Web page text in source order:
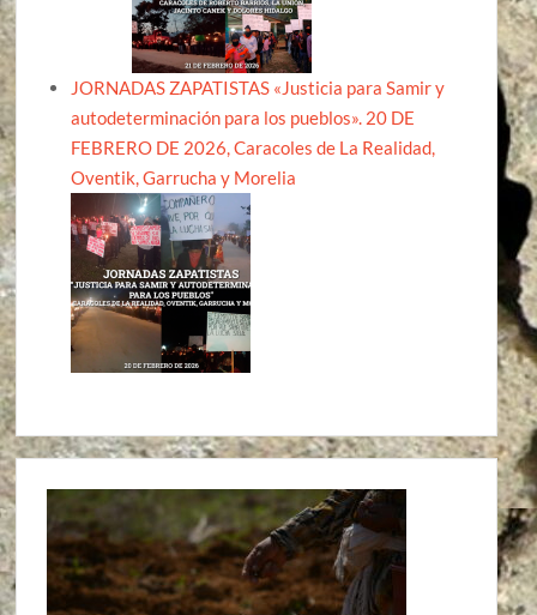
JORNADAS ZAPATISTAS «Justicia para Samir y
autodeterminación para los pueblos». 20 DE
FEBRERO DE 2026, Caracoles de La Realidad,
Oventik, Garrucha y Morelia